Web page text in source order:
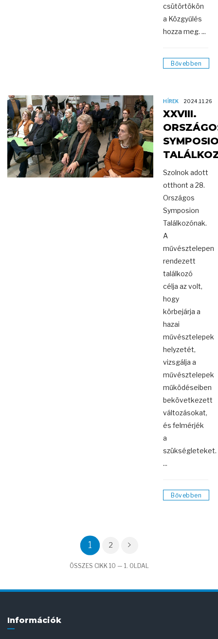
csütörtökön
a Közgyűlés
hozza meg. ...
Bővebben
HÍREK 2024.11.26
XXVIII.
Szolnok adott
otthont a 28.
Országos
Symposion
Találkozónak.
A
művésztelepen
rendezett
találkozó
célja az volt,
hogy
körbejárja a
hazai
művésztelepek
helyzetét,
vizsgálja a
művésztelepek
működéseiben
bekövetkezett
változásokat,
és felmérjék
a
szükségleteket.
...
Bővebben
1 2
ÖSSZES CIKK 10 — 1. OLDAL
Információk